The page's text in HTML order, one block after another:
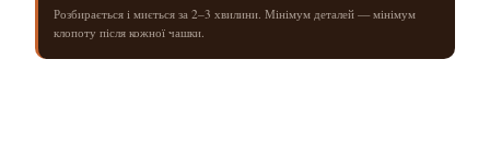
Розбирається і миється за 2–3 хвилини. Мінімум деталей — мінімум
клопоту після кожної чашки.